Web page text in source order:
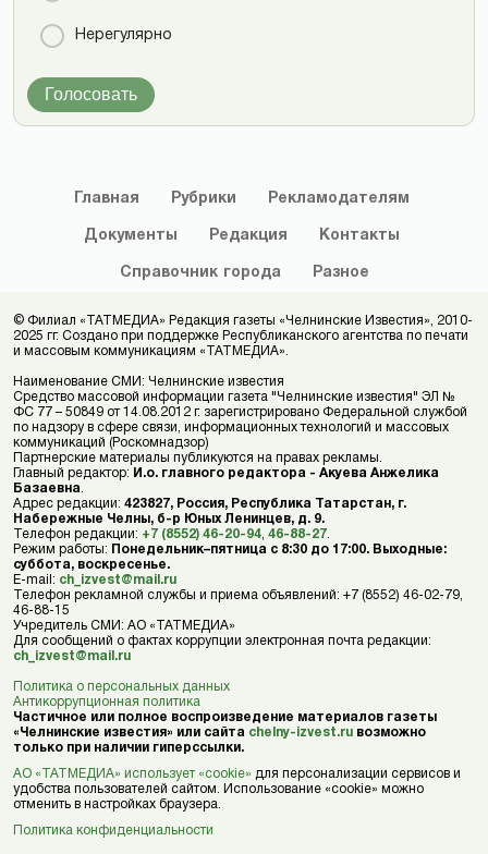
Нерегулярно
Голосовать
Главная Рубрики Рекламодателям
Документы Редакция Контакты
Справочник города Разное
© Филиал «ТАТМЕДИА» Редакция газеты «Челнинские Известия», 2010-
2025 гг. Создано при поддержке Республиканского агентства по печати
и массовым коммуникациям «ТАТМЕДИА».
Наименование СМИ: Челнинские известия
Средство массовой информации газета "Челнинские известия" ЭЛ №
ФС 77 – 50849 от 14.08.2012 г. зарегистрировано Федеральной службой
по надзору в сфере связи, информационных технологий и массовых
коммуникаций (Роскомнадзор)
Партнерские материалы публикуются на правах рекламы.
Главный редактор: И.о. главного редактора - Акуева Анжелика
Базаевна
Адрес редакции: 423827, Россия, Республика Татарстан, г.
Набережные Челны, б-р Юных Ленинцев, д. 9.
Телефон редакции: +7 (8552) 46-20-94 46-88-27
Режим работы: Понедельник–пятница с 8:30 до 17:00. Выходные:
суббота, воскресенье.
E-mail: ch_izvest@mail.ru
Телефон рекламной службы и приема объявлений: +7 (8552) 46-02-79,
46-88-15
Учредитель СМИ: АО «ТАТМЕДИА»
Для сообщений о фактах коррупции электронная почта редакции:
ch_izvest@mail.ru
Политика о персональных данных
Антикоррупционная политика
Частичное или полное воспроизведение материалов газеты
«Челнинские известия» или сайта chelny-izvest.ru возможно
только при наличии гиперссылки.
АО «ТАТМЕДИА» использует «cookie» для персонализации сервисов и
удобства пользователей сайтом. Использование «cookie» можно
отменить в настройках браузера.
Политика конфиденциальности